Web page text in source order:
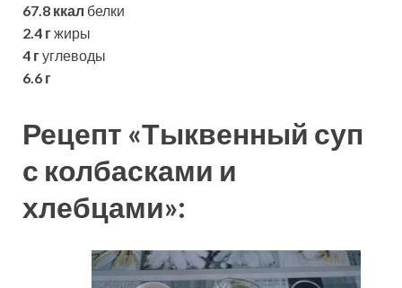
67.8 ккал белки
2.4 гжиры
4 гуглеводы
6.6 г
Рецепт «Тыквенный суп
с колбасками и
хлебцами»: